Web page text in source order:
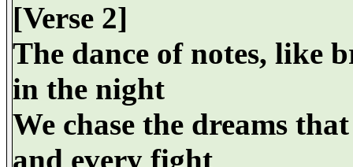
[Verse 2]
The dance of notes, like
in the night
We chase the dreams
and every fight